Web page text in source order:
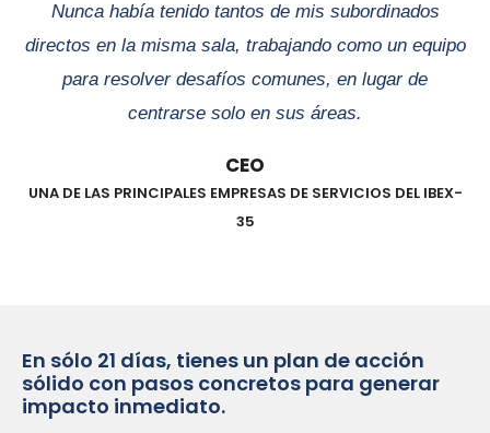
Nunca había tenido tantos de mis subordinados
directos en la misma sala, trabajando como un equipo
para resolver desafíos comunes, en lugar de
centrarse solo en sus áreas.
CEO
UNA DE LAS PRINCIPALES EMPRESAS DE SERVICIOS DEL IBEX-
35
En sólo 21 días, tienes un plan de acción
sólido con pasos concretos para generar
impacto inmediato.